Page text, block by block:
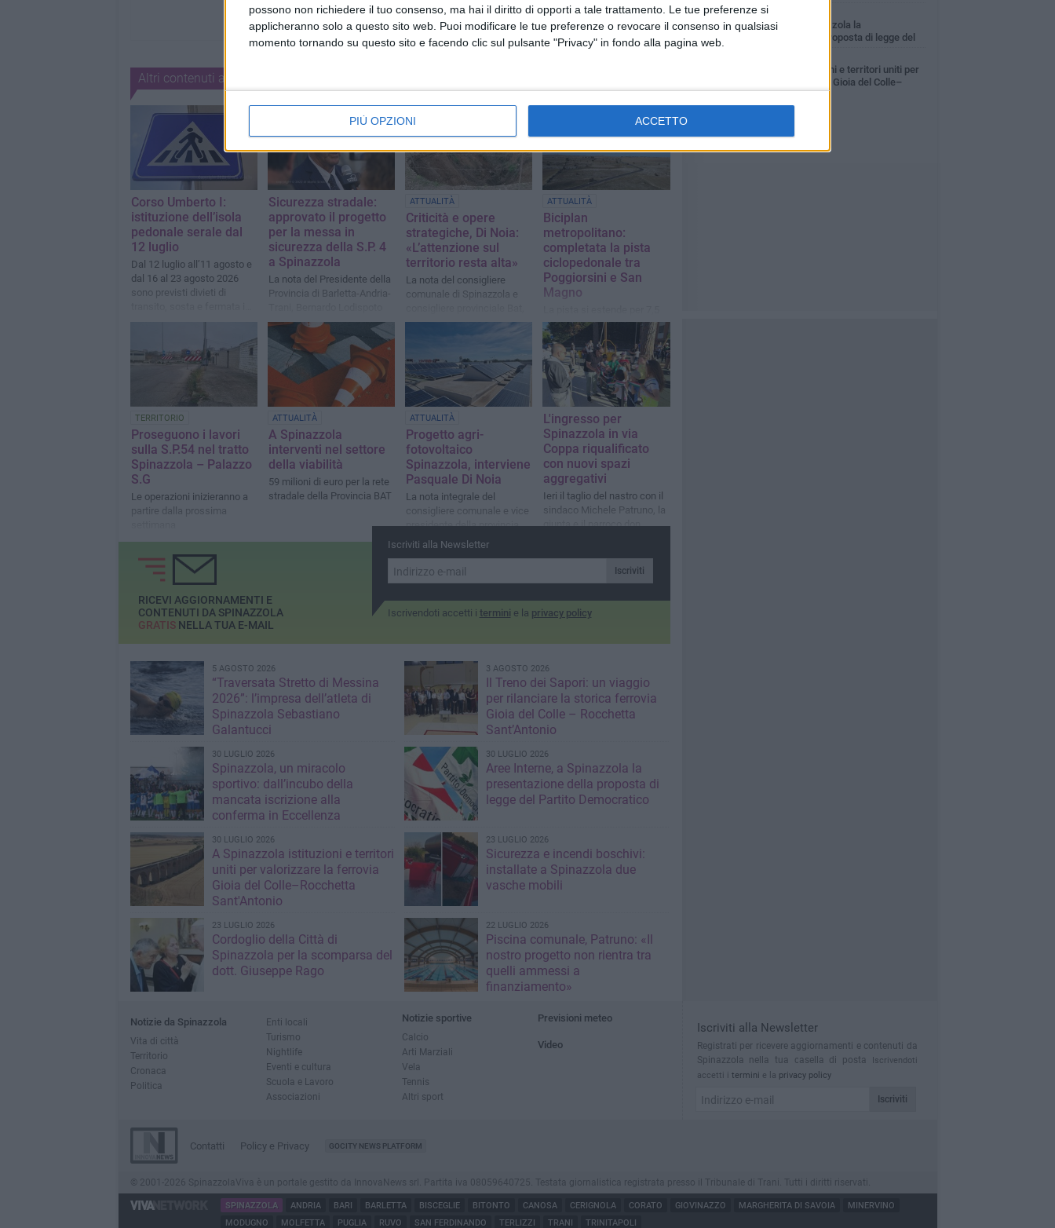
possono non richiedere il tuo consenso, ma hai il diritto di opporti a tale trattamento. Le tue preferenze si
applicheranno solo a questo sito web. Puoi modificare le tue preferenze o revocare il consenso in qualsiasi
momento tornando su questo sito e facendo clic sul pulsante "Privacy" in fondo alla pagina web.
PIÙ OPZIONI ACCETTO
Altri contenuti a tema
Corso Umberto I:
istituzione dell’isola
pedonale serale dal
12 luglio
Dal 12 luglio all’11 agosto e
dal 16 al 23 agosto 2026
sono previsti divieti di
alcune aree del centro
ore 01:00
Sicurezza stradale:
approvato il progetto
per la messa in
sicurezza della S.P. 4
a Spinazzola
La nota del Presidente della
Provincia di Barletta-Andria-
ATTUALITÀ
Criticità e opere
strategiche, Di Noia:
«L’attenzione sul
territorio resta alta»
La nota del consigliere
comunale di Spinazzola e
Pasquale Di Noia
ATTUALITÀ
Biciplan
metropolitano:
completata la pista
ciclopedonale tra
Poggiorsini e San
Magno
km e collega 41 comuni
TERRITORIO
Proseguono i lavori
sulla S.P.54 nel tratto
Spinazzola – Palazzo
S.G
Le operazioni inizieranno a
partire dalla prossima
ATTUALITÀ
A Spinazzola
interventi nel settore
della viabilità
59 milioni di euro per la rete
stradale della Provincia BAT
ATTUALITÀ
Progetto agri-
fotovoltaico
Spinazzola, interviene
Pasquale Di Noia
La nota integrale del
consigliere comunale e vice
presidente della provincia
Bat
L'ingresso per
Spinazzola in via
Coppa riqualificato
con nuovi spazi
aggregativi
Ieri il taglio del nastro con il
sindaco Michele Patruno, la
giunta e il parroco don
Iscriviti alla Newsletter
Iscriviti
Iscrivendoti accetti i termini e la privacy policy
RICEVI AGGIORNAMENTI E
CONTENUTI DA SPINAZZOLA
GRATISNELLA TUA E-MAIL
5 AGOSTO 2026
“Traversata Stretto di Messina
2026”: l’impresa dell’atleta di
Spinazzola Sebastiano
Galantucci
3 AGOSTO 2026
Il Treno dei Sapori: un viaggio
per rilanciare la storica ferrovia
Gioia del Colle – Rocchetta
Sant’Antonio
30 LUGLIO 2026
Spinazzola, un miracolo
sportivo: dall’incubo della
mancata iscrizione alla
conferma in Eccellenza
30 LUGLIO 2026
Aree Interne, a Spinazzola la
presentazione della proposta di
legge del Partito Democratico
30 LUGLIO 2026
A Spinazzola istituzioni e territori
uniti per valorizzare la ferrovia
Gioia del Colle–Rocchetta
Sant'Antonio
23 LUGLIO 2026
Sicurezza e incendi boschivi:
installate a Spinazzola due
vasche mobili
23 LUGLIO 2026
Cordoglio della Città di
Spinazzola per la scomparsa del
dott. Giuseppe Rago
22 LUGLIO 2026
Piscina comunale, Patruno: «Il
nostro progetto non rientra tra
quelli ammessi a
finanziamento»
GIOVEDÌ 30 LUGLIO
Aree Interne, a Spinazzola la
presentazione della proposta di legge del
Partito Democratico
A Spinazzola istituzioni e territori uniti per
valorizzare la ferrovia Gioia del Colle–
Rocchetta Sant'Antonio
Notizie da Spinazzola
Vita di città
Territorio
Cronaca
Politica
Enti locali
Turismo
Nightlife
Eventi e cultura
Scuola e Lavoro
Associazioni
Notizie sportive
Calcio
Arti Marziali
Vela
Tennis
Altri sport
Previsioni meteo
Video
Iscriviti alla Newsletter
Registrati per ricevere aggiornamenti e contenuti da
Spinazzola nella tua casella di posta
Iscrivendoti
accetti i termini e la privacy policy
Iscriviti
Contatti Policy e Privacy GOCITY NEWS PLATFORM
© 2001-2026 SpinazzolaViva è un portale gestito da InnovaNews srl. Partita iva 08059640725. Testata giornalistica registrata presso il Tribunale di Trani. Tutti i diritti riservati.
SPINAZZOLA ANDRIA BARI BARLETTA BISCEGLIE BITONTO CANOSA CERIGNOLA CORATO GIOVINAZZO MARGHERITA DI SAVOIA
MINERVINO
MODUGNO
MOLFETTA PUGLIA RUVO SAN FERDINANDO TERLIZZI TRANI TRINITAPOLI